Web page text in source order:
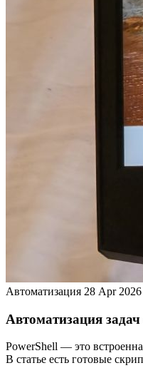
Автоматизация 28 Apr 2026
Автоматизация
PowerShell — это
В статье есть готовые